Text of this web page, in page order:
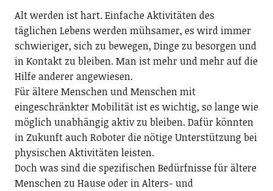
Alt werden ist hart. Einfache Aktivitäten des
täglichen Lebens werden mühsamer, es wird immer
schwieriger, sich zu bewegen, Dinge zu besorgen und
in Kontakt zu bleiben. Man ist mehr und mehr auf die
Hilfe anderer angewiesen.
Für ältere Menschen und Menschen mit
eingeschränkter Mobilität ist es wichtig, so lange wie
möglich unabhängig aktiv zu bleiben. Dafür könnten
in Zukunft auch Roboter die nötige Unterstützung bei
physischen Aktivitäten leisten.
Doch was sind die spezifischen Bedürfnisse für ältere
Menschen zu Hause oder in Alters- und